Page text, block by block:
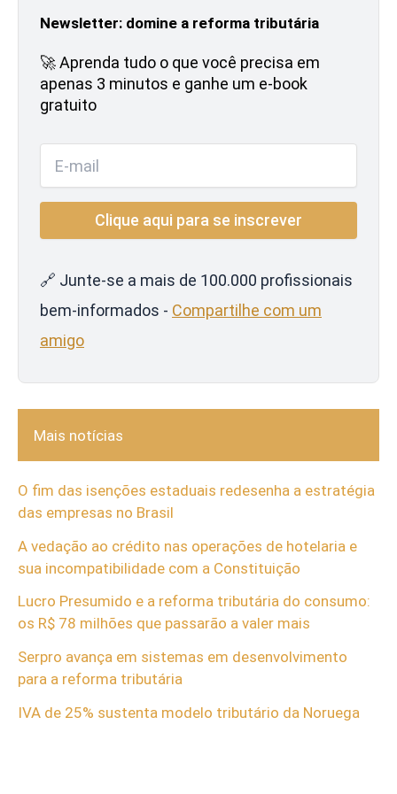
Newsletter: domine a reforma tributária
🚀 Aprenda tudo o que você precisa em
apenas 3 minutos e ganhe um e-book
gratuito
🔗 Junte-se a mais de 100.000 profissionais
bem-informados - Compartilhe com um
amigo
Mais notícias
O fim das isenções estaduais redesenha a estratégia
das empresas no Brasil
A vedação ao crédito nas operações de hotelaria e
sua incompatibilidade com a Constituição
Lucro Presumido e a reforma tributária do consumo:
os R$ 78 milhões que passarão a valer mais
Serpro avança em sistemas em desenvolvimento
para a reforma tributária
IVA de 25% sustenta modelo tributário da Noruega